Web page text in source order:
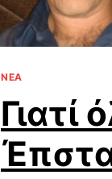
ΝΕΑ
Γιατί